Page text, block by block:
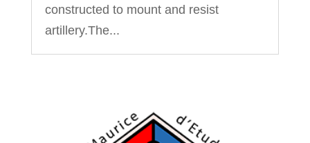
constructed to mount and resist
artillery.The...